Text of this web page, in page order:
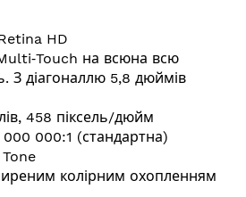
HD
на всюна всю
З діагоналлю 5,8 дюймів
458 піксель/дюйм
000 000:1 (стандартна)
Tone
колірним охопленням